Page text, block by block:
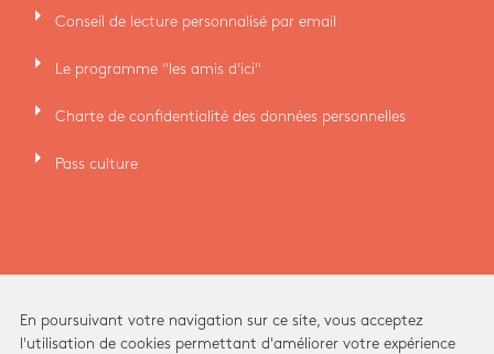
arrow_right Conseil de lecture personnalisé par email
arrow_right Le programme "les amis d'ici"
arrow_right Charte de confidentialité des données personnelles
arrow_right Pass culture
En poursuivant votre navigation sur ce site, vous acceptez
l'utilisation de cookies permettant d'améliorer votre expérience